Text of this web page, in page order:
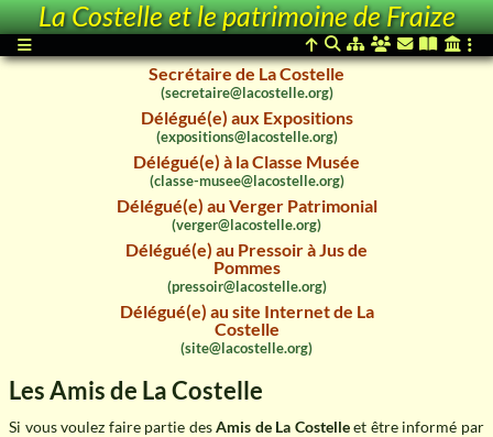
La Costelle et le patrimoine de Fraize
(vice-president@lacostelle.org)
Trésorier(e) de La Costelle
(tresorier@lacostelle.org)
Secrétaire de La Costelle
(secretaire@lacostelle.org)
Délégué(e) aux Expositions
(expositions@lacostelle.org)
Délégué(e) à la Classe Musée
(classe-musee@lacostelle.org)
Délégué(e) au Verger Patrimonial
(verger@lacostelle.org)
Délégué(e) au Pressoir à Jus de
Pommes
(pressoir@lacostelle.org)
Délégué(e) au site Internet de La
Costelle
(site@lacostelle.org)
Les Amis de La Costelle
Si vous voulez faire partie desAmis de La Costelleet être informé par